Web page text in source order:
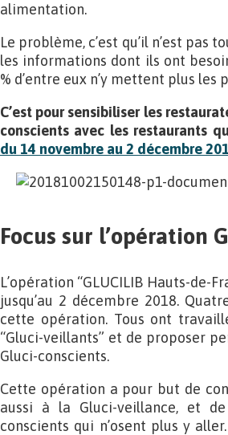
alimentation.
Le problème, c’est qu’il n’est
les informations dont ils ont
% d’entre eux n’y mettent plus les
C’est pour sensibiliser les
conscients avec les restaurants
du 14 novembre au 2 décembre
Focus sur l’opération
L’opération “GLUCILIB Hauts-de-
jusqu’au 2 décembre 2018.
cette opération. Tous ont
“Gluci-veillants” et de proposer
Gluci-conscients.
Cette opération a pour but de
aussi à la Gluci-veillance, et
conscients qui n’osent plus y